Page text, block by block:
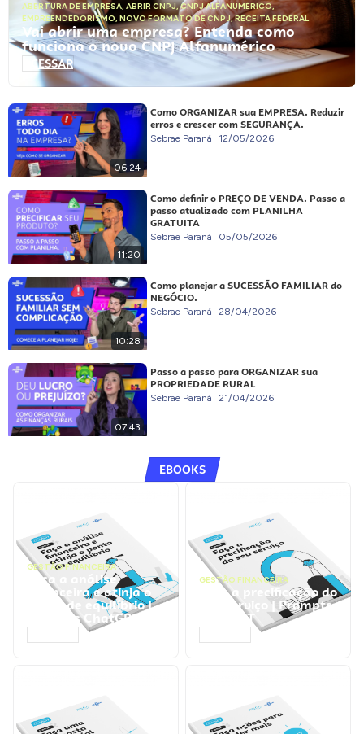
ABERTURA DE EMPRESA, ABRIR CNPJ,CNPJ ALFANUMÉRICO,
EMPREENDEDORISMO, NOVO FORMATO DE CNPJ,RECEITA FEDERAL
Vai abrir uma empresa? Entenda como
funciona o novo CNPJ Alfanumérico
ACESSAR
06:24
Como ORGANIZAR sua EMPRESA. Reduzir
erros e crescer com SEGURANÇA.
Sebrae Paraná 12/05/2026
11:20
Como definir o PREÇO DE VENDA. Passo a
passo atualizado com PLANILHA
GRATUITA
Sebrae Paraná 05/05/2026
10:28
Como planejar a SUCESSÃO FAMILIAR do
NEGÓCIO.
Sebrae Paraná 28/04/2026
07:43
Passo a passo para ORGANIZAR sua
PROPRIEDADE RURAL
Sebrae Paraná 21/04/2026
EBOOKS
GESTÃO FINANCEIRA
Faça a análise
financeira e atinja o
ponto de equilíbrio |
Prompts ChatGPT
GESTÃO FINANCEIRA
Faça a precificação do
seu serviço | Prompts
ChatGPT